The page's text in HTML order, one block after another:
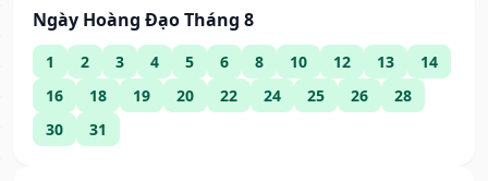
Ngày Hoàng Đạo Tháng 8
1 2 3 4 5 6 8 10 12 13
14
16
18 19 20 22 24 25 26
28
30
31